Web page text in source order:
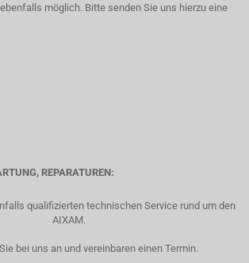
möglich. Bitte senden Sie uns hierzu eine
REPARATUREN:
qualifizierten technischen Service rund um den
AIXAM.
bei uns an und vereinbaren einen Termin.